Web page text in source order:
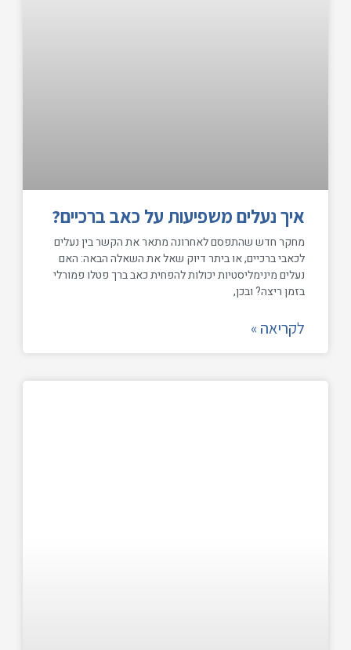
איך נעלים משפיעות על כאב ברכיים?
מחקר חדש שהתפסם לאחרונה מתאר את הקשר בין נעלים
לכאבי ברכיים, או ביתר דיוק שאל את השאלה הבאה: האם
נעלים מינימליסטיות יכולות להפחית כאב ברך פטלו פמורלי
בזמן ריצה? ובכן,
לקריאה »